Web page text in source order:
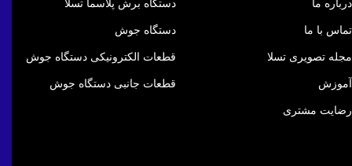
درباره ما
تماس با ما
مجله تصویری تسلا
آموزش
رضایت مشتری
دستگاه برش پلاسما تسلا
دستگاه جوش
قطعات الکترونیکی دستگاه جوش
قطعات جانبی دستگاه جوش